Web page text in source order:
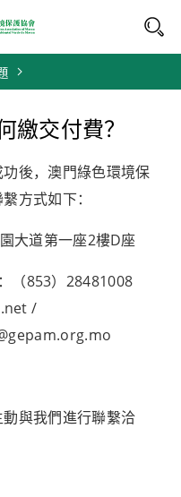
繳交付費？
後，澳門綠色環境保
方式如下：
大道第一座2樓D座
（853）28481008
/
與我們進行聯繫洽